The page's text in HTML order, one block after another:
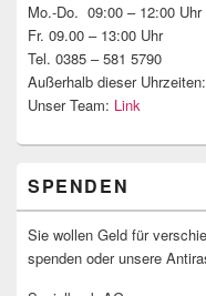
Mo.-Do. 09:00 – 12:00
Fr. 09.00 – 13:00 Uhr
Tel. 0385 – 581 5790
Außerhalb dieser Uhrzeiten:
Unser Team: Link
SPENDEN
Sie wollen Geld für
spenden oder unsere